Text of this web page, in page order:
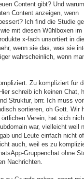
Content gibt? Und warum
Content anzeigen, wenn
Ich find die Studie
mit diesen Wühlboxen im
x-fach unsortiert in
wenn sie das, was sie
wahrscheinlich, wenn
Zu kompliziert für
schreib ich keinen Chat,
Struktur, brrr. Ich muss
sortieren, oh Gott. Wir
Verein, hat sich
war, vielleicht weil
und Leute einfach nicht
auch, weil es zu
Gruppenchat ohne
Nachrichten.